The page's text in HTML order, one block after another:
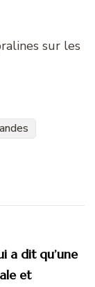
sur les
a dit qu’une
et